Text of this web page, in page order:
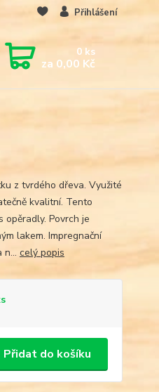
Přihlášení
0 ks
za 0,00 Kč
z tvrdého dřeva. Využité
kvalitní. Tento
Povrch je
lakem. Impregnační
n... celý popis
Přidat do košíku